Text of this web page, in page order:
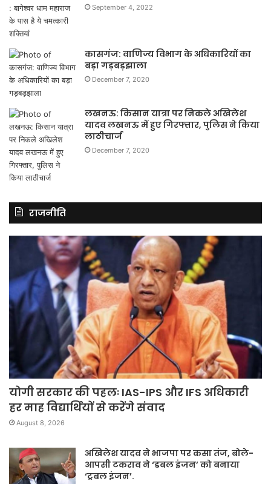
September 4, 2022
कासगंज: वाणिज्य विभाग के अधिकारियों का
बड़ा गड़बड़झाला
December 7, 2020
लखनऊ: किसान यात्रा पर निकले अखिलेश
यादव लखनऊ में हुए गिरफ्तार, पुलिस ने किया
लाठीचार्ज
December 7, 2020
राजनीति
योगी सरकार की पहलः IAS-IPS और IFS अधिकारी
हर माह विद्यार्थियों से करेंगे संवाद
August 8, 2026
अखिलेश यादव ने भाजपा पर कसा तंज, बोले-
आपसी टकराव ने ‘डबल इंजन’ को बनाया
‘ट्रबल इंजन’.